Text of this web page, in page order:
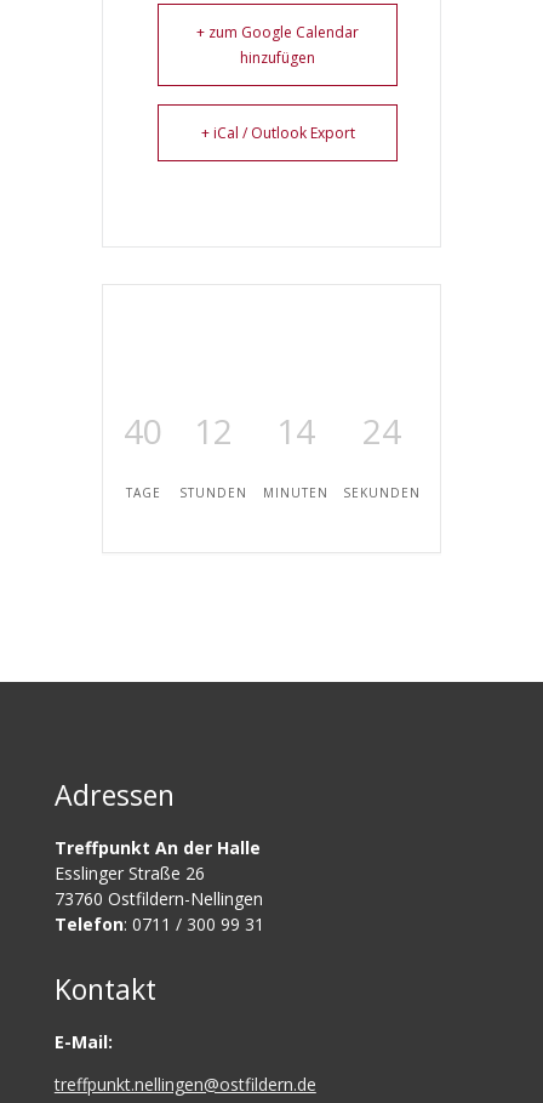
+ zum Google Calendar
hinzufügen
+ iCal / Outlook Export
40
TAGE
12
STUNDEN
14
MINUTEN
24
SEKUNDEN
Adressen
Treffpunkt An der Halle
Esslinger Straße 26
73760 Ostfildern-Nellingen
Telefon: 0711 / 300 99 31
Kontakt
E-Mail:
treffpunkt.nellingen@ostfildern.de